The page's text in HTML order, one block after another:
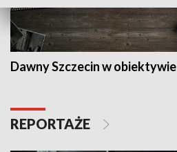
Dawny Szczecin w obiektywie
REPORTAŻE